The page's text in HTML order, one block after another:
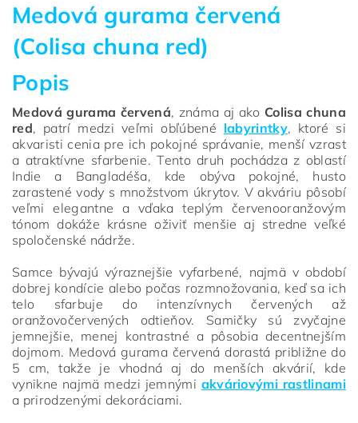
Medová gurama červená
(Colisa chuna red)
Popis
Medová gurama červená, známa aj ako Colisa chuna
red, patrí medzi veľmi obľúbené labyrintky, ktoré si
akvaristi cenia pre ich pokojné správanie, menší vzrast
a atraktívne sfarbenie. Tento druh pochádza z oblastí
Indie a Bangladéša, kde obýva pokojné, husto
zarastené vody s množstvom úkrytov. V akváriu pôsobí
veľmi elegantne a vďaka teplým červenooranžovým
tónom dokáže krásne oživiť menšie aj stredne veľké
spoločenské nádrže.
Samce bývajú výraznejšie vyfarbené, najmä v období
dobrej kondície alebo počas rozmnožovania, keď sa ich
telo sfarbuje do intenzívnych červených až
oranžovočervených odtieňov. Samičky sú zvyčajne
jemnejšie, menej kontrastné a pôsobia decentnejším
dojmom. Medová gurama červená dorastá približne do
5 cm, takže je vhodná aj do menších akvárií, kde
vynikne najmä medzi jemnými akváriovými rastlinami
a prirodzenými dekoráciami.